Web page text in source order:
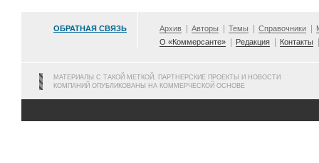
ОБРАТНАЯ СВЯЗЬ Архив Авторы Темы Справочники
О «Коммерсанте»
Редакция Контакты
МАТЕРИАЛЫ С ТАКОЙ МЕТКОЙ, ПАРТНЕРСКИЕ ПРОЕКТЫ И НОВОСТИ
КОМПАНИЙ ОПУБЛИКОВАНЫ НА КОММЕРЧЕСКОЙ ОСНОВЕ